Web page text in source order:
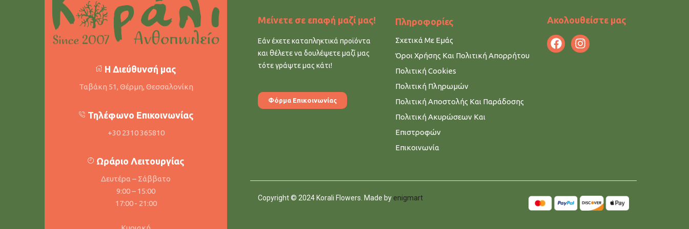
Η Διεύθυνσή μας
Ταβάκη 51, Θέρμη, Θεσσαλονίκη
Τηλέφωνο Επικοινωνίας
+30 2310 365810
Ωράριο Λειτουργίας
Δευτέρα – Σάββατο
9:00 – 15:00
17:00 - 21:00
Μείνετε σε επαφή μαζί μας!
Εάν έχετε καταπληκτικά προϊόντα
και θέλετε να δουλέψετε μαζί μας
τότε γράψτε μας κάτι!
Φόρμα Επικοινωνίας
Πληροφορίες
Σχετικά Με Εμάς
Όροι Χρήσης Και Πολιτική Απορρήτου
Πολιτική Cookies
Πολιτική Πληρωμών
Πολιτική Αποστολής Και Παράδοσης
Πολιτική Ακυρώσεων Και
Επιστροφών
Επικοινωνία
Ακολουθείστε μας
Copyright © 2024 Korali Flowers. Made by enigmart